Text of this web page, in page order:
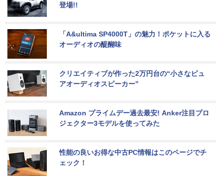
登場!!
「A&ultima SP4000T」の魅力！ポケットに入る
オーディオの醍醐味
クリエイティブが作った2万円台の“小さなピュ
アオーディオスピーカー”
Amazon プライムデー過去最安! Anker注目プロ
ジェクター3モデルを使ってみた
性能の良いお得な中古PC情報はこのページでチ
ェック！